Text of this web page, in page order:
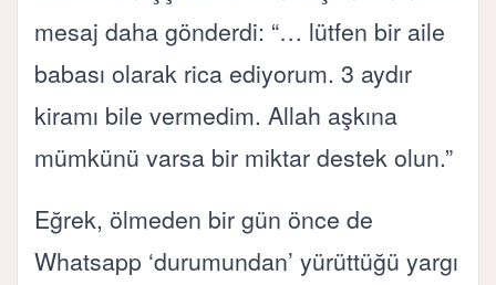
mesaj daha gönderdi: “… lütfen bir aile
babası olarak rica ediyorum. 3 aydır
kiramı bile vermedim. Allah aşkına
mümkünü varsa bir miktar destek olun.”
Eğrek, ölmeden bir gün önce de
Whatsapp ‘durumundan’ yürüttüğü yargı